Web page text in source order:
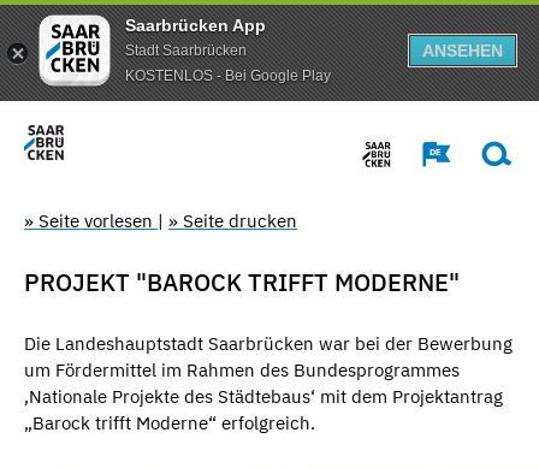
Saarbrücken App
Stadt Saarbrücken
KOSTENLOS - Bei Google Play
ANSEHEN
» Seite vorlesen | » Seite drucken
PROJEKT "BAROCK TRIFFT MODERNE"
Die Landeshauptstadt Saarbrücken war bei der Bewerbung
um Fördermittel im Rahmen des Bundesprogrammes
‚Nationale Projekte des Städtebaus‘ mit dem Projektantrag
„Barock trifft Moderne“ erfolgreich.